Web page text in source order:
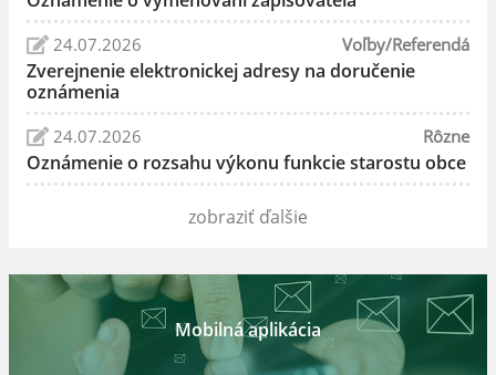
24.07.2026 Voľby/Referendá
Zverejnenie elektronickej adresy na doručenie
oznámenia
24.07.2026 Rôzne
Oznámenie o rozsahu výkonu funkcie starostu obce
zobraziť ďalšie
Mobilná aplikácia